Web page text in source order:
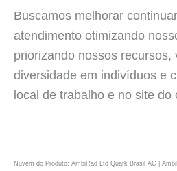
Buscamos melhorar
atendimento otimizando
priorizando nossos recursos,
diversidade em indivíduos e
local de trabalho e no site do
Nuvem do Produto: AmbiRad Ltd Quark Brasil AC |